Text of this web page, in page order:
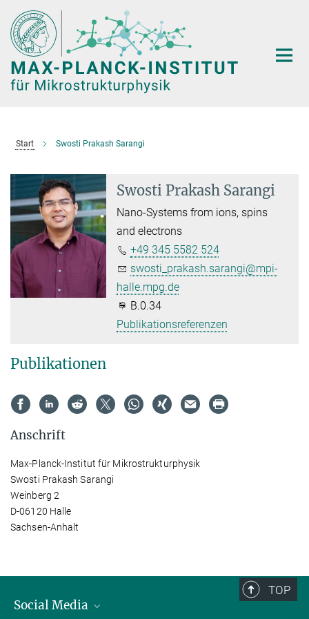
Hauptinhalt
Start Swosti Prakash Sarangi
Swosti Prakash Sarangi
Nano-Systems from ions, spins
and electrons
+49 345 5582 524
swosti_prakash.sarangi@mpi-
halle.mpg.de
B.0.34
Publikationsreferenzen
Publikationen
Anschrift
Max-Planck-Institut für Mikrostrukturphysik
Swosti Prakash Sarangi
Weinberg 2
D-06120 Halle
Sachsen-Anhalt
TOP
Social Media